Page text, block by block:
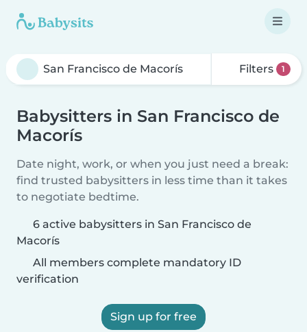
Filters 1
Babysitters in San Francisco de
Macorís
Date night, work, or when you just need a break:
find trusted babysitters in less time than it takes
to negotiate bedtime.
6 active babysitters in San Francisco de
Macorís
All members complete mandatory ID
verification
Sign up for free